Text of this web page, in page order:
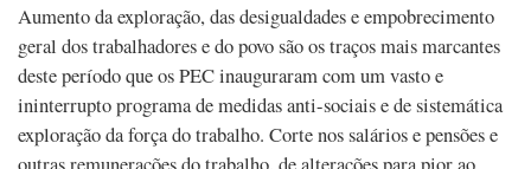
Aumento da exploração, das desigualdades e empobrecimento
geral dos trabalhadores e do povo são os traços mais marcantes
deste período que os PEC inauguraram com um vasto e
ininterrupto programa de medidas anti-sociais e de sistemática
exploração da força do trabalho. Corte nos salários e pensões e
outras remunerações do trabalho, de alterações para pior ao